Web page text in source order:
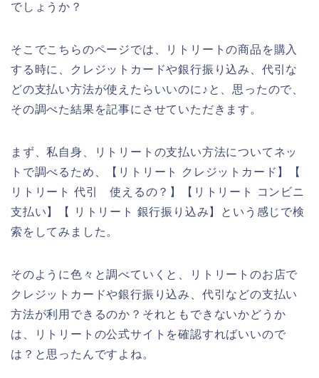
でしょうか？
そこでこちらのページでは、リトリートの商品を購入
する時に、クレジットカードや銀行振り込み、代引な
どの支払い方法が使えたらいいのに♪と、思ったので、
その調べた結果を記事にさせていただきます。
まず、私自身、リトリートの支払い方法についてネッ
トで調べるため、【リトリート クレジットカード】【
リトリート 代引 使えるの？】【リトリート コンビニ
支払い】【 リトリート 銀行振り込み】という感じで検
索をしてみました。
そのように色々と調べていくと、リトリートのお店で
クレジットカードや銀行振り込み、代引などの支払い
方法が利用できるのか？それともできないかどうか
は、リトリートの公式サイトを確認すればいいので
は？と思ったんですよね。